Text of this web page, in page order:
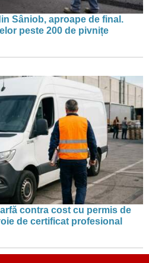
Sâniob, aproape de final.
peste 200 de pivnițe
contra cost cu permis de
de certificat profesional